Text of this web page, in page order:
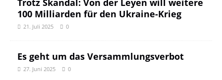
Trotz Skandal: Von der Leyen will weitere
100 Milliarden für den Ukraine-Krieg
21. Juli 2025 0
Es geht um das Versammlungsverbot
27. Juni 2025 0